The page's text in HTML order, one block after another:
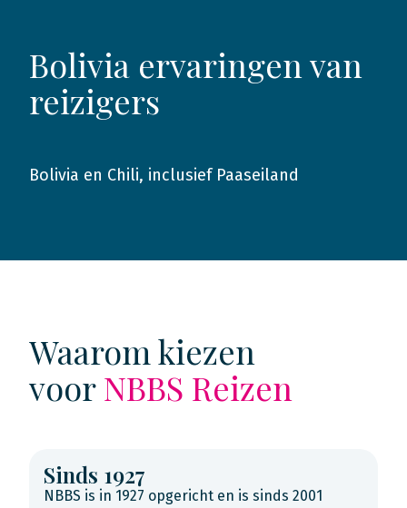
Bolivia ervaringen van
reizigers
2016
Bolivia en Chili, inclusief Paaseiland
Waarom kiezen
voorNBBS Reizen
Sinds 1927
NBBS is in 1927 opgericht en is sinds 2001